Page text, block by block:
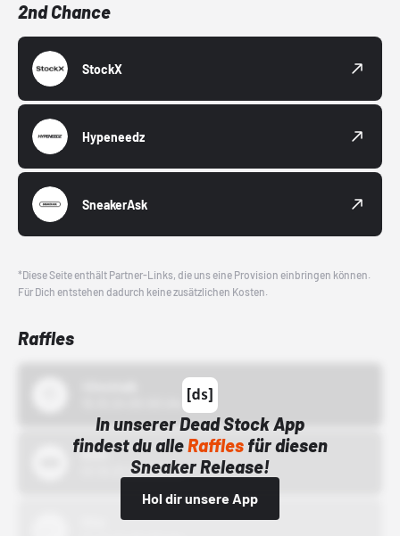
2nd Chance
StockX
Hypeneedz
SneakerAsk
*Diese Seite enthält Partner-Links, die uns eine Provision einbringen können.
Für Dich entstehen dadurch keine zusätzlichen Kosten.
Raffles
In unserer Dead Stock App
findest du alleRafflesfür diesen
Sneaker Release!
Hol dir unsere App
Bstn
01.10.22 00:00 Uhr